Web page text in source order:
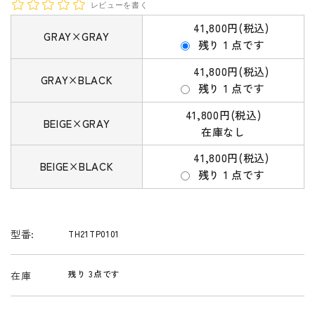
レビューを書く
GRAY×GRAY
41,800円(税込)
残り 1 点です
GRAY×BLACK
41,800円(税込)
残り 1 点です
BEIGE×GRAY
41,800円(税込)
在庫なし
BEIGE×BLACK
41,800円(税込)
残り 1 点です
型番: TH21TP0101
在庫 残り 3点です